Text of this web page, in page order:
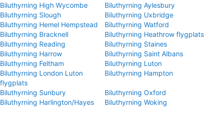
Biluthyrning High Wycombe
Biluthyrning Aylesbury
Biluthyrning Slough
Biluthyrning Uxbridge
Biluthyrning Hemel Hempstead
Biluthyrning Watford
Biluthyrning Bracknell
Biluthyrning Heathrow flygplats
Biluthyrning Reading
Biluthyrning Staines
Biluthyrning Harrow
Biluthyrning Saint Albans
Biluthyrning Feltham
Biluthyrning Luton
Biluthyrning London Luton
flygplats
Biluthyrning Hampton
Biluthyrning Sunbury
Biluthyrning Oxford
Biluthyrning Harlington/Hayes
Biluthyrning Woking